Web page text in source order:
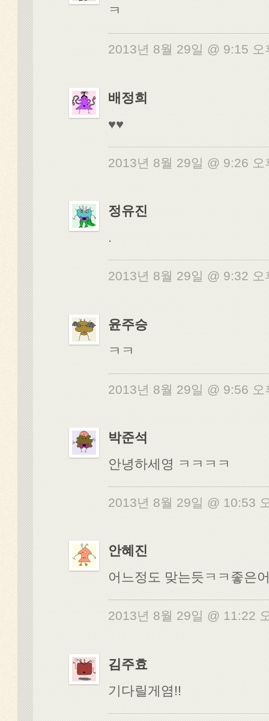
ㅋ
2013년 8월 29일 @ 9:15
배정희
♥♥
2013년 8월 29일 @ 9:26
정유진
.
2013년 8월 29일 @ 9:32
윤주승
ㅋㅋ
2013년 8월 29일 @ 9:56
박준석
안녕하세영 ㅋㅋㅋㅋ
2013년 8월 29일 @ 10:53
안혜진
어느정도 맞는듯ㅋㅋ좋은
2013년 8월 29일 @ 11:22
김주효
기다릴게염!!